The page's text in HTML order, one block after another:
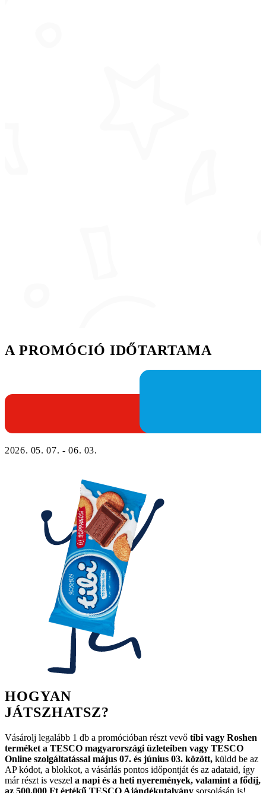
A PROMÓCIÓ IDŐTARTAMA
2026. 05. 07. - 06. 03.
HOGYAN
JÁTSZHATSZ?
Vásárolj legalább 1 db a promócióban részt vevő tibi vagy Roshen
terméket a TESCO magyarországi üzleteiben vagy TESCO
Online szolgáltatással május 07. és június 03. között, küldd be az
AP kódot, a blokkot, a vásárlás pontos időpontját és az adataid, így
már részt is veszel a napi és a heti nyeremények, valamint a fődíj,